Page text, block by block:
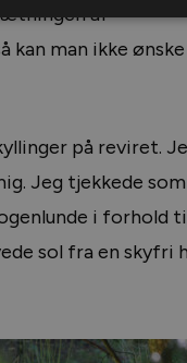
af
kan man ikke
på reviret.
Jeg tjekkede
i forhold
sol fra en skyfri